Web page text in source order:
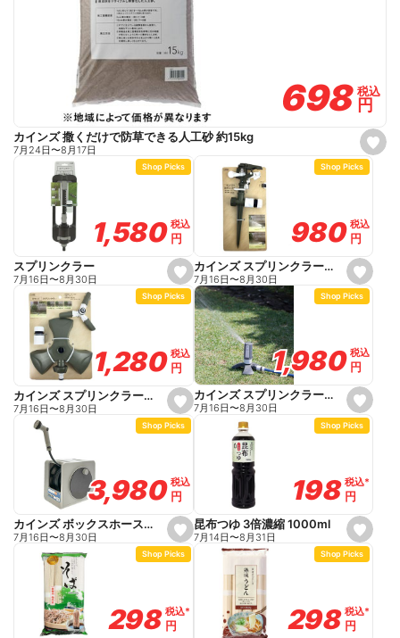
s
e
698
698税込
税込
円
円
カインズ 撒くだけで防草できる人工砂 約15kg
7月24日〜8月17日
s
e
t
o
r
i
e
Shop Picks
1,580
1,580税込
税込
円
円
スプリンクラー
7月16日〜8月30日
s
e
t
o
r
i
e
Shop Picks
980
980 税込
税込
円
円
カインズ スプリンクラー インパクト
7月16日〜8月30日
s
e
t
o
r
i
e
Shop Picks
1,280
1,280税込
税込
円
円
カインズ スプリンクラーラウンド
7月16日〜8月30日
s
e
t
o
r
e
Shop Picks
1,980
1,980 税込
税込
円
円
カインズ スプリンクラータワーガタ
7月16日〜8月30日
s
e
t
o
r
Shop Picks
3,980
3,980税込
税込
円
円
カインズ ボックスホース付きリール 長さ20m
7月16日〜8月30日
s
e
t
o
r
Shop Picks
198
198 税込*
税込*
円
円
昆布つゆ 3倍濃縮 1000ml
7月14日〜8月31日
Shop Picks
298
298税込*
税込*
円
円
Shop Picks
298
298 税込*
税込*
円
円